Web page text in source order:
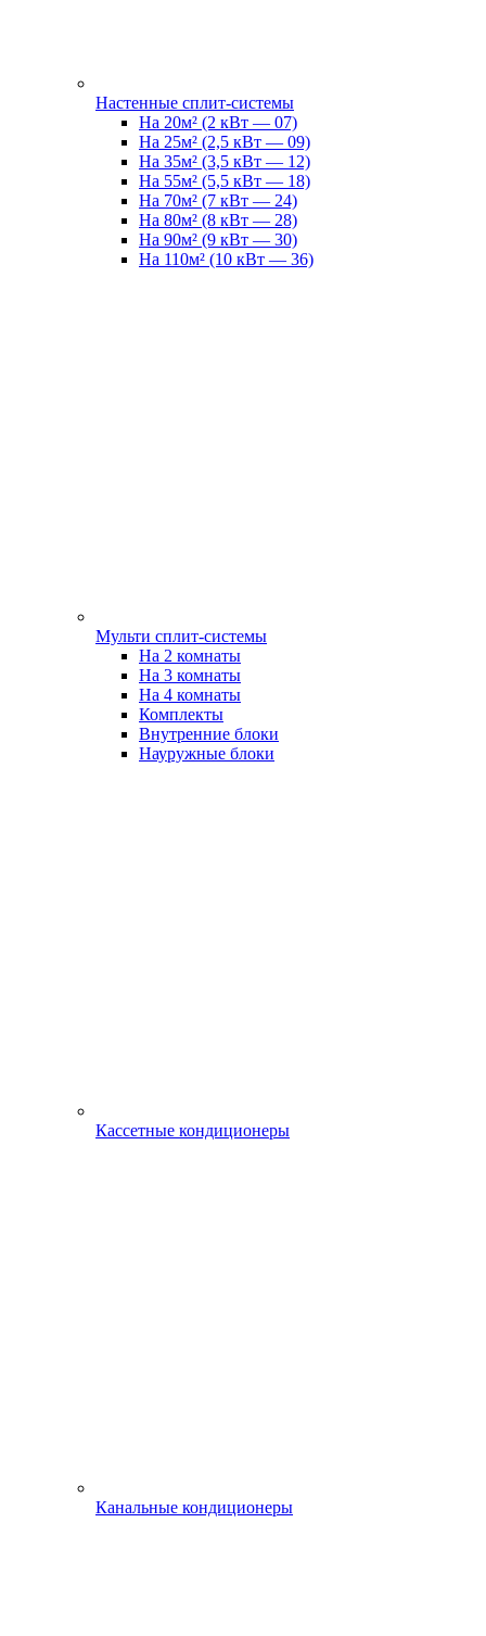
Настенные сплит-системы
На 20м² (2 кВт — 07)
На 25м² (2,5 кВт — 09)
На 35м² (3,5 кВт — 12)
На 55м² (5,5 кВт — 18)
На 70м² (7 кВт — 24)
На 80м² (8 кВт — 28)
На 90м² (9 кВт — 30)
На 110м² (10 кВт — 36)
Мульти сплит-системы
На 2 комнаты
На 3 комнаты
На 4 комнаты
Комплекты
Внутренние блоки
Науружные блоки
Кассетные кондиционеры
Канальные кондиционеры